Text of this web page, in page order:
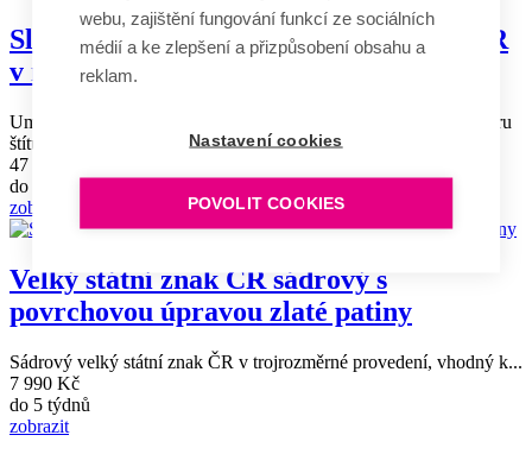
Slavnostní vyšívaný velký státní znak ČR
v malém provedení
Umělecky ručně vyšívaný slavnostní velký státní znak ČR ve tvaru
štítu...
47 990 Kč
do 4 týdnů
zobrazit
Velký státní znak ČR sádrový s
povrchovou úpravou zlaté patiny
Sádrový velký státní znak ČR v trojrozměrné provedení, vhodný k...
7 990 Kč
do 5 týdnů
zobrazit
webu, zajištění fungování funkcí ze sociálních
médií a ke zlepšení a přizpůsobení obsahu a
reklam.
Nastavení cookies
POVOLIT COOKIES